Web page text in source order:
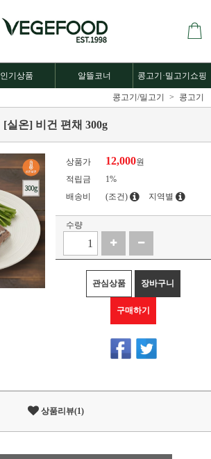
인기상품 알뜰코너 콩고기·밀고기쇼핑
콩고기/밀고기 콩고기
[실온] 비건 편채 300g
상품가 12,000원
적립금
1%
배송비
(조건) 지역별
수량
관심상품 장바구니
구매하기
상품리뷰(1)